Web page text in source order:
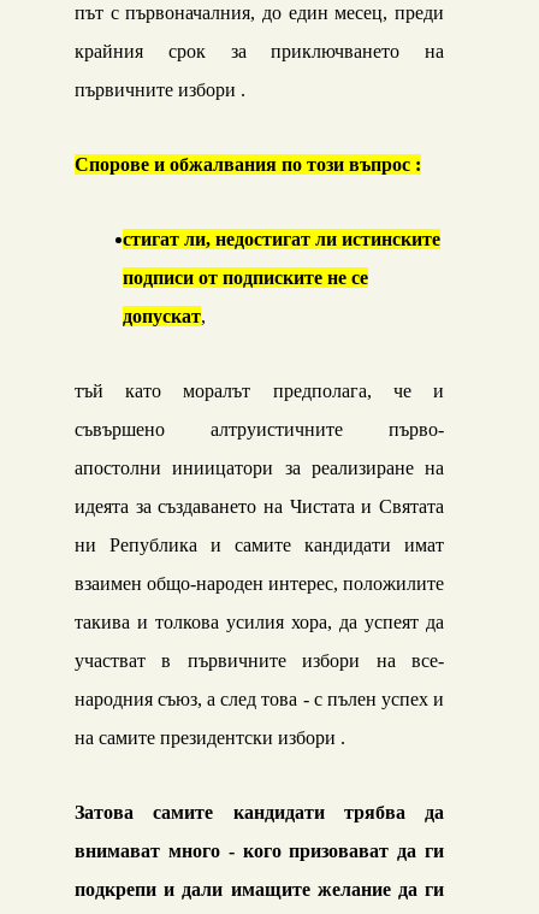
път с първоначалния, до един месец, преди
крайния срок за приключването на
първичните избори .
Спорове и обжалвания по този въпрос :
стигат ли, недостигат ли истинските
подписи от подписките не се
допускат,
тъй като моралът предполага, че и
съвършено алтруистичните първо-
апостолни иниицатори за реализиране на
идеята за създаването на Чистата и Святата
ни Република и самите кандидати имат
взаимен общо-народен интерес, положилите
такива и толкова усилия хора, да успеят да
участват в първичните избори на все-
народния съюз, а след това - с пълен успех и
на самите президентски избори .
Затова самите кандидати трябва да
внимават много - кого призовават да ги
подкрепи и дали имащите желание да ги